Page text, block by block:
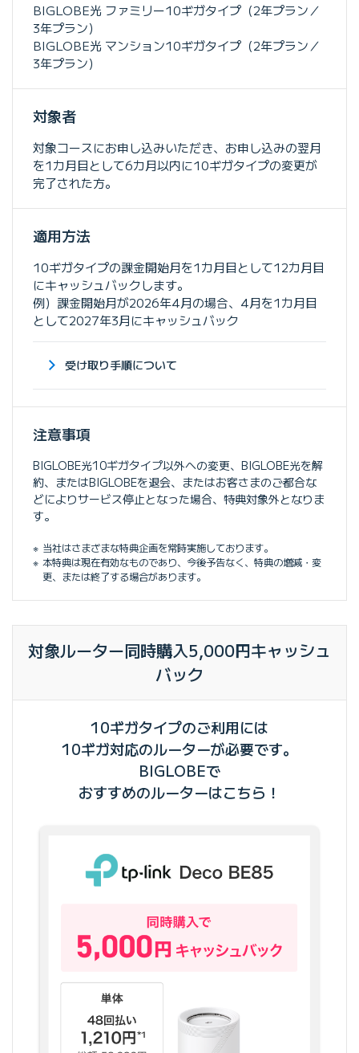
BIGLOBE光 ファミリー10ギガタイプ（2年プラン／
3年プラン）
BIGLOBE光 マンション10ギガタイプ（2年プラン／
3年プラン）
対象者
対象コースにお申し込みいただき、お申し込みの翌月
を1カ月目として6カ月以内に10ギガタイプの変更が
完了された方。
適用方法
10ギガタイプの課金開始月を1カ月目として12カ月目
にキャッシュバックします。
例）課金開始月が2026年4月の場合、4月を1カ月目
として2027年3月にキャッシュバック
受け取り手順について
注意事項
BIGLOBE光10ギガタイプ以外への変更、BIGLOBE光を解
約、またはBIGLOBEを退会、またはお客さまのご都合な
どによりサービス停止となった場合、特典対象外となりま
す。
当社はさまざまな特典企画を常時実施しております。
本特典は現在有効なものであり、今後予告なく、特典の増減・変
更、または終了する場合があります。
対象ルーター同時購入5,000円キャッシュ
バック
10ギガタイプのご利用には
10ギガ対応のルーターが必要です。
BIGLOBEで
おすすめのルーターはこちら！